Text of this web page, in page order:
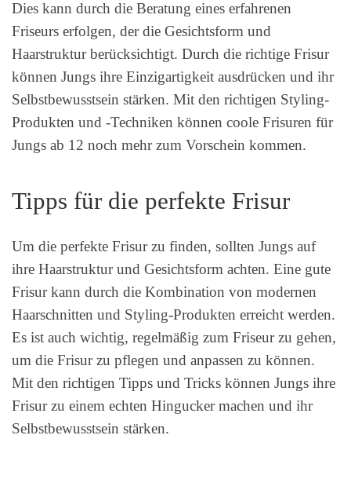
Dies kann durch die Beratung eines erfahrenen
Friseurs erfolgen, der die Gesichtsform und
Haarstruktur berücksichtigt. Durch die richtige Frisur
können Jungs ihre Einzigartigkeit ausdrücken und ihr
Selbstbewusstsein stärken. Mit den richtigen Styling-
Produkten und -Techniken können coole Frisuren für
Jungs ab 12 noch mehr zum Vorschein kommen.
Tipps für die perfekte Frisur
Um die perfekte Frisur zu finden, sollten Jungs auf
ihre Haarstruktur und Gesichtsform achten. Eine gute
Frisur kann durch die Kombination von modernen
Haarschnitten und Styling-Produkten erreicht werden.
Es ist auch wichtig, regelmäßig zum Friseur zu gehen,
um die Frisur zu pflegen und anpassen zu können.
Mit den richtigen Tipps und Tricks können Jungs ihre
Frisur zu einem echten Hingucker machen und ihr
Selbstbewusstsein stärken.